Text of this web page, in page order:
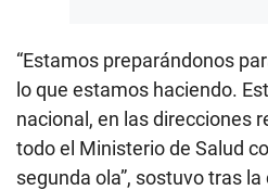
“Estamos preparándonos
lo que estamos haciendo.
nacional, en las direcciones
todo el Ministerio de Salud
segunda ola”, sostuvo tras